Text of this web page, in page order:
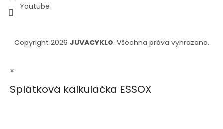
Youtube
Copyright 2026 JUVACYKLO. Všechna práva vyhrazena.
×
Splátková kalkulačka ESSOX